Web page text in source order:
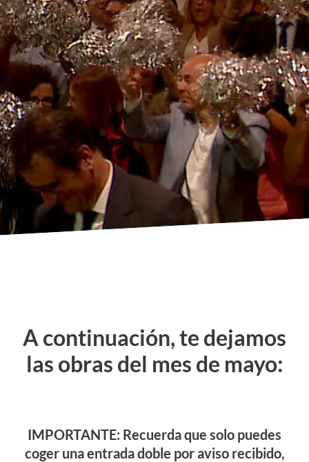
A continuación, te dejamos
las obras del mes de mayo:
IMPORTANTE: Recuerda que solo puedes
coger una entrada doble por aviso recibido,